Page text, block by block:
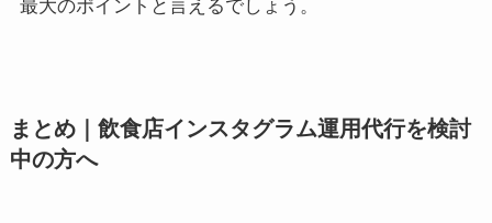
最大のポイントと言えるでしょう。
まとめ｜飲食店インスタグラム運用代行を検討
中の方へ